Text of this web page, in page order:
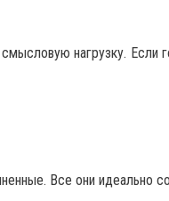
нагрузку. Если
Все они идеально